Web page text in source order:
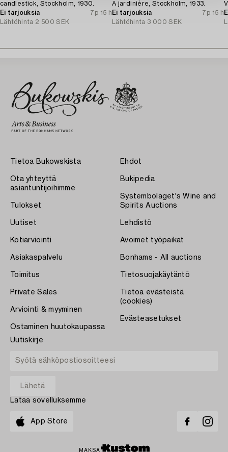
candlestick, Stockholm, 1930.
Ei tarjouksia
7p 15 h
Lähtöhinta 2 500 SEK
A jardinière, Stockholm, 1933.
Ei tarjouksia
7p 15 h
Lähtöhinta 3 000 SEK
Tietoa Bukowskista
Ota yhteyttä
asiantuntijoihimme
Tulokset
Uutiset
Kotiarviointi
Asiakaspalvelu
Toimitus
Private Sales
Arviointi & myyminen
Ostaminen huutokaupassa
Ehdot
Bukipedia
Systembolaget's Wine and
Spirits Auctions
Lehdistö
Avoimet työpaikat
Bonhams - All auctions
Tietosuojakäytäntö
Tietoa evästeistä
(cookies)
Evästeasetukset
Uutiskirje
Lataa sovelluksemme
App Store
MAKSA